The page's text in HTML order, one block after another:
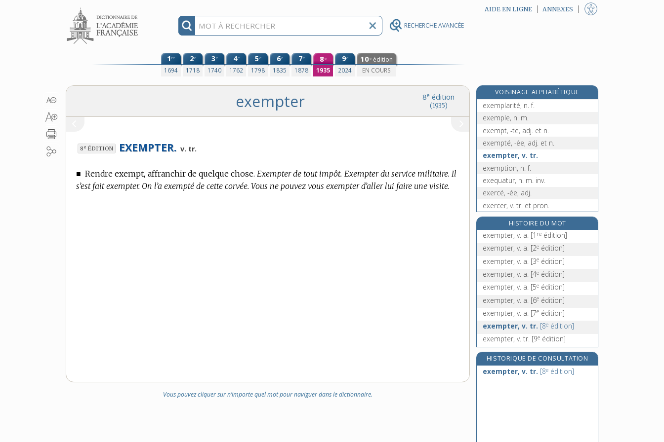
RECHERCHE AVANCÉE
Aller au contenu AIDE EN LIGNE ANNEXES
1re
1694
2e
1718
3e
1740
4e
1762
5e
1798
6e
1835
7e
1878
8e
1935
9e
2024
10e édition
EN COURS
8e édition
(1935)
exempter
8e ÉDITION EXEMPTER. v. tr.
■Rendre exempt, affranchir de quelque chose. Exempter de tout impôt. Exempter du service militaire. Il
s’est fait exempter. On l’a exempté de cette corvée. Vous ne pouvez vous exempter d’aller lui faire une visite.
Vous pouvez cliquer sur n’importe quel mot pour naviguer dans le dictionnaire.
VOISINAGE ALPHABÉTIQUE
exemplairement, adv.
exemplarité, n. f.
exemple, n. m.
exempt, -te, adj. et n.
exempté, -ée, adj. et n.
exempter, v. tr.
exemption, n. f.
exequatur, n. m. inv.
exercé, -ée, adj.
exercer, v. tr. et pron.
exercice, n. m.
exerciseur, n. m.
exergue, n. m.
HISTOIRE DU MOT
exempter, v. a. [1 re édition]
exempter, v. a. [2e édition]
exempter, v. a. [3e édition]
exempter, v. a. [4e édition]
exempter, v. a. [5e édition]
exempter, v. a. [6e édition]
exempter, v. a. [7e édition]
exempter, v. tr. [8e édition]
exempter, v. tr. [9e édition]
HISTORIQUE DE CONSULTATION
exempter, v. tr. [8e édition]